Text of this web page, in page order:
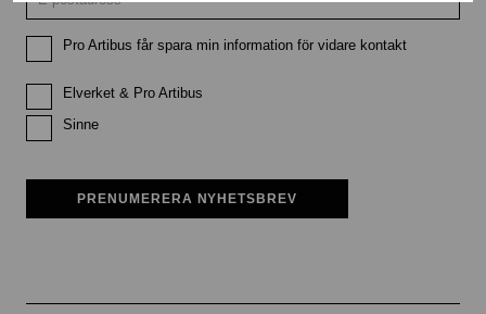
Pro Artibus får spara min information för vidare kontakt
Elverket & Pro Artibus
Sinne
PRENUMERERA NYHETSBREV